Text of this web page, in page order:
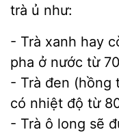
trà ủ như:
- Trà xanh hay
pha ở nước từ
- Trà đen (hồng
có nhiệt độ từ
- Trà ô long sẽ